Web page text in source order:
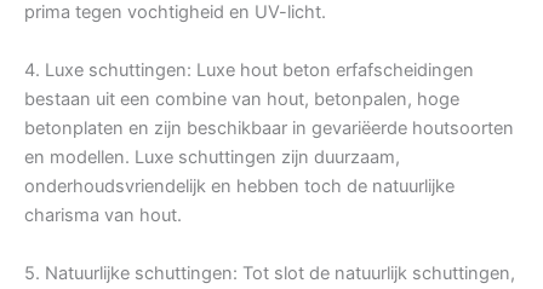
prima tegen vochtigheid en UV-licht.
4. Luxe schuttingen: Luxe hout beton erfafscheidingen
bestaan uit een combine van hout, betonpalen, hoge
betonplaten en zijn beschikbaar in gevariëerde houtsoorten
en modellen. Luxe schuttingen zijn duurzaam,
onderhoudsvriendelijk en hebben toch de natuurlijke
charisma van hout.
5. Natuurlijke schuttingen: Tot slot de natuurlijk schuttingen,